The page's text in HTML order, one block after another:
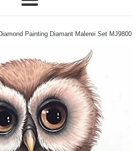
Menü
Painting Diamant Malerei Set MJ9800